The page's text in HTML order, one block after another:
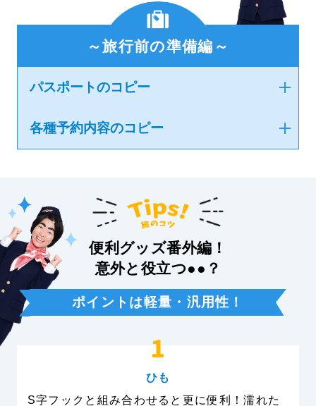
～旅行前の準備編～
パスポートのコピー
各種予約内容のコピー
便利グッズ番外編！
意外と役立つ●●？
ポイントは軽量・汎用性！
ひも
S字フックと組み合わせると更に便利！濡れた